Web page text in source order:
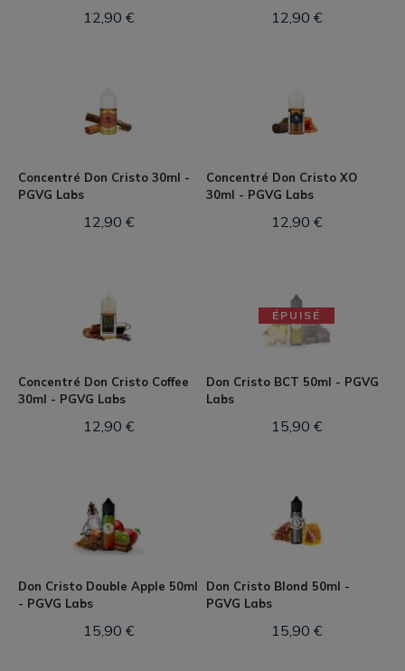
12,90 € 12,90 €
Concentré Don Cristo 30ml -
PGVG Labs
12,90 €
Concentré Don Cristo XO
30ml - PGVG Labs
12,90 €
Concentré Don Cristo Coffee
30ml - PGVG Labs
12,90 €
ÉPUISÉ
Don Cristo BCT 50ml - PGVG
Labs
15,90 €
Don Cristo Double Apple 50ml
- PGVG Labs
15,90 €
Don Cristo Blond 50ml -
PGVG Labs
15,90 €